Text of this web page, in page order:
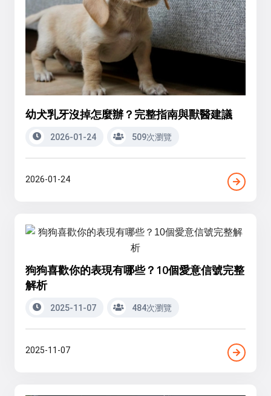
幼犬乳牙沒掉怎麼辦？完整指南與獸醫建議
2026-01-24 509次瀏覽
2026-01-24
狗狗喜歡你的表現有哪些？10個愛意信號完整
解析
2025-11-07 484次瀏覽
2025-11-07